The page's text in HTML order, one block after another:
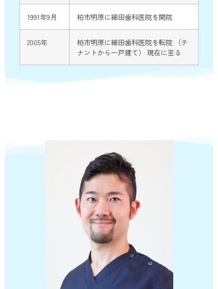
1991年9月 柏市明原に細田歯科医院を開院
2005年
柏市明原に細田歯科医院を転院 （テ
ナントから一戸建て） 現在に至る